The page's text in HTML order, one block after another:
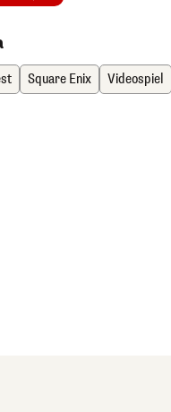
Square Enix Videospiel